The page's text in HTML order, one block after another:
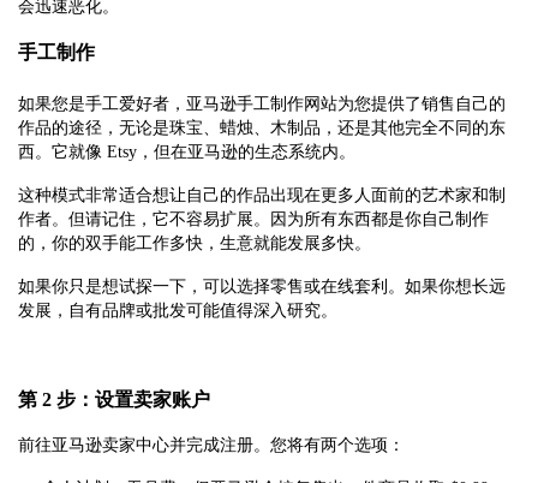
会迅速恶化。
手工制作
如果您是手工爱好者，亚马逊手工制作网站为您提供了销售自己的
作品的途径，无论是珠宝、蜡烛、木制品，还是其他完全不同的东
西。它就像 Etsy，但在亚马逊的生态系统内。
这种模式非常适合想让自己的作品出现在更多人面前的艺术家和制
作者。但请记住，它不容易扩展。因为所有东西都是你自己制作
的，你的双手能工作多快，生意就能发展多快。
如果你只是想试探一下，可以选择零售或在线套利。如果你想长远
发展，自有品牌或批发可能值得深入研究。
第 2 步：设置卖家账户
前往亚马逊卖家中心并完成注册。您将有两个选项：